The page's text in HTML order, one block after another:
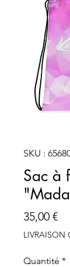
SKU :
Sac à
35,00 €Prix
LIVRAISON
Quantité *